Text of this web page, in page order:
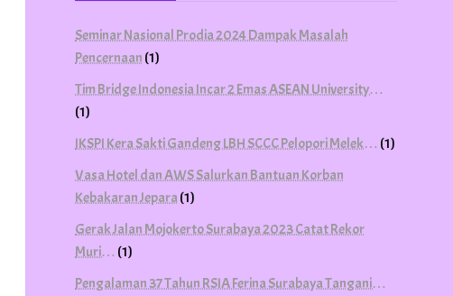
Seminar Nasional Prodia 2024 Dampak Masalah
Pencernaan (1)
Tim Bridge Indonesia Incar 2 Emas ASEAN University…
(1)
IKSPI Kera Sakti Gandeng LBH SCCC Pelopori Melek… (1)
Vasa Hotel dan AWS Salurkan Bantuan Korban
Kebakaran Jepara(1)
Gerak Jalan Mojokerto Surabaya 2023 Catat Rekor
Muri… (1)
Pengalaman 37 Tahun RSIA Ferina Surabaya Tangani…